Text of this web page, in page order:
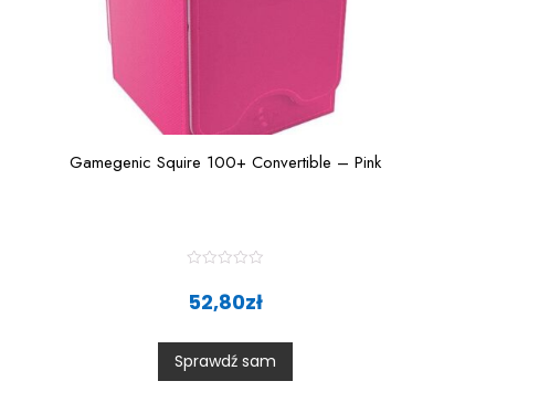
Gamegenic Squire 100+ Convertible – Pink
t
0
o
u
t
52,80zł
Sprawdź sam